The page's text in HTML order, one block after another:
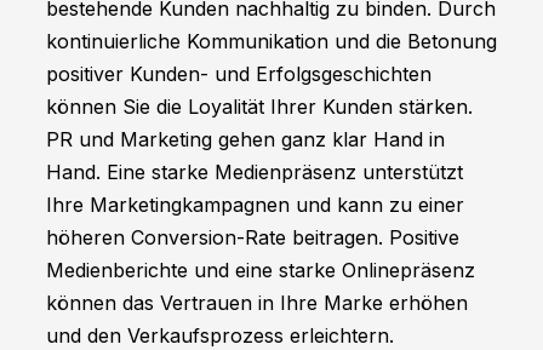
bestehende Kunden nachhaltig zu binden. Durch
kontinuierliche Kommunikation und die Betonung
positiver Kunden- und Erfolgsgeschichten
können Sie die Loyalität Ihrer Kunden stärken.
PR und Marketing gehen ganz klar Hand in
Hand. Eine starke Medienpräsenz unterstützt
Ihre Marketingkampagnen und kann zu einer
höheren Conversion-Rate beitragen. Positive
Medienberichte und eine starke Onlinepräsenz
können das Vertrauen in Ihre Marke erhöhen
und den Verkaufsprozess erleichtern.